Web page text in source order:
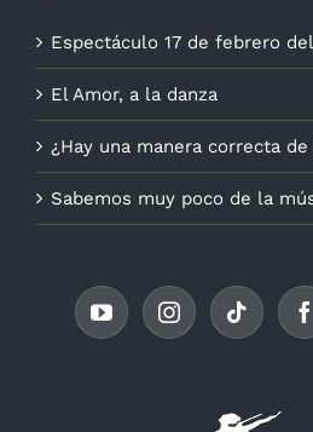
Espectáculo 17 de febrero
El Amor, a la danza
¿Hay una manera correcta
Sabemos muy poco de la